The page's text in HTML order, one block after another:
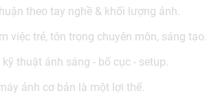
theo tay nghề & khối lượng ảnh.
việc trẻ, tôn trọng chuyên môn, sáng tạo.
thuật ánh sáng - bố cục - setup.
ảnh cơ bản là một lợi thế.